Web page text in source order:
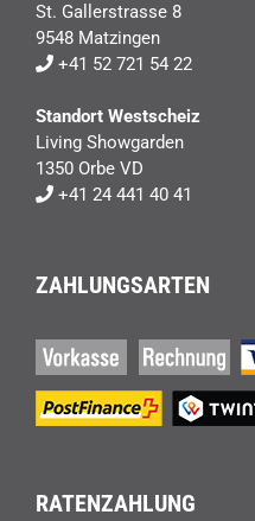
St. Gallerstrasse 8
9548 Matzingen
+41 52 721 54 22
Standort Westscheiz
Living Showgarden
1350 Orbe VD
+41 24 441 40 41
ZAHLUNGSARTEN
RATENZAHLUNG